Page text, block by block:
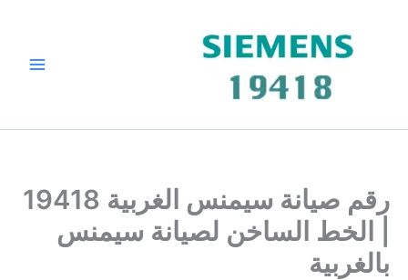
رقم صيانة سيمنس الغربية 19418
| الخط الساخن لصيانة سيمنس
بالغربية